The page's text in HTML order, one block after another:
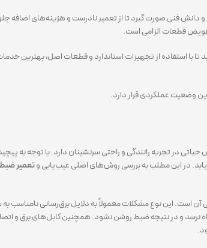
فنی صورت گیرد تا از تعمیر نادرست و هزینه‌های اضافه
قطعات الزامی است.
با استفاده از تجهیزات استاندارد و قطعات اصل، بهترین
وضعیت عملکردی قرار دارد.
در تجربه رانندگی و راحتی سرنشینان دارد. با توجه به
در این مطلب به بررسی روش‌های اصلی عیب‌یابی وتعمیر
آن است. این نوع مشکلات معمولاً به دلایل برق‌رسانی
و در نتیجه ضبط روشن نشود. همچنین کابل‌های برق و